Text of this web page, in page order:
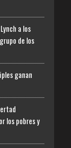
a los
de los
ganan
los pobres y